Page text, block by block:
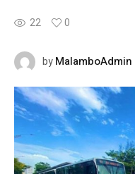
22 0
byMalamboAdmin